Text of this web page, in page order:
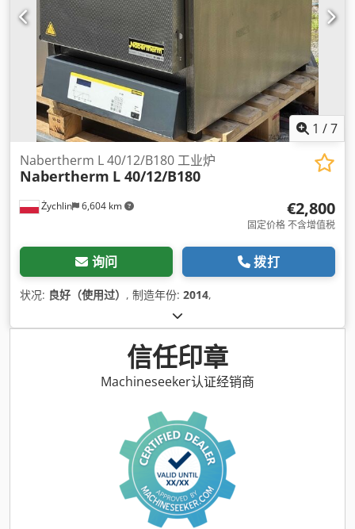
1 /7
Żychlin 6,604 km
Nabertherm L 40/12/B180 工业炉
Nabertherm L 40/12/B180
€2,800
固定价格 不含增值税
询问 拨打
状况: 良好（使用过） , 制造年份: 2014,
信任印章
Machineseeker认证经销商